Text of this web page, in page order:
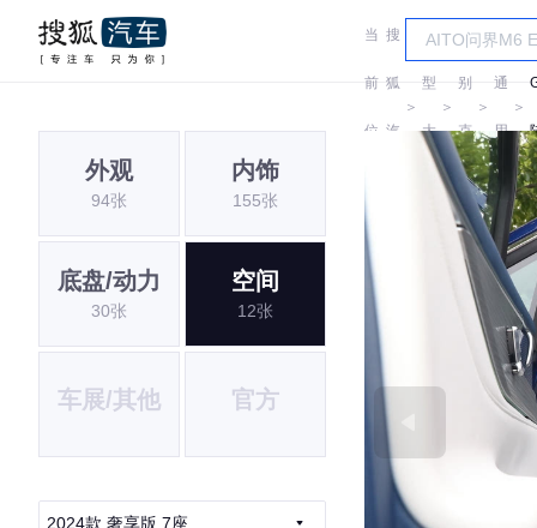
当
前
位
搜
狐
汽
＞
车
型
大
＞
别
克
＞
汽
通
用
＞
外观
94张
内饰
155张
底盘/动力
30张
空间
12张
车展/其他 官方
2024款 奢享版 7座